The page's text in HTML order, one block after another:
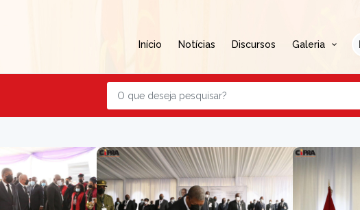
Início Notícias Discursos Galeria